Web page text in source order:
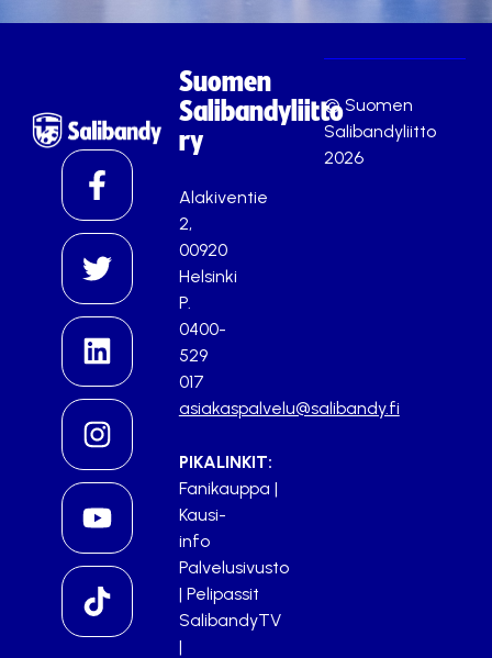
Suomen
Salibandyliitto
ry
Alakiventie
2,
00920
Helsinki
P.
0400-
529
017
asiakaspalvelu@salibandy.fi
PIKALINKIT:
Fanikauppa |
Kausi-
info
Palvelusivusto
| Pelipassit
SalibandyTV
|
© Suomen
Salibandyliitto
2026